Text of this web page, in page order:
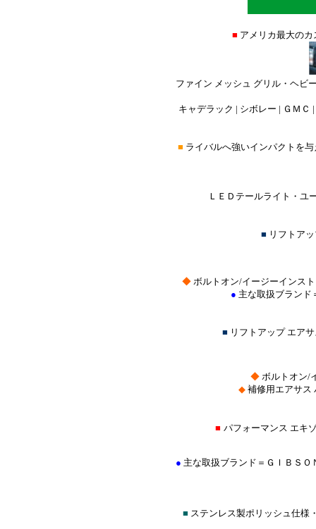
■ アメリカ最大の
ファイン メッシュ グリル・ヘビ
キャデラック | シボレー | ＧＭＣ
■ ライバルへ強いインパクトを
ＬＥＤテールライト・ユ
■ リフトア
◆ ボルトオン/イージーインス
● 主な取扱ブランド
■ リフトアップ エア
◆ ボルトオン/
◆補修用エアサス
■ パフォーマンス エキ
● 主な取扱ブランド＝ＧＩＢＳ
■ ステンレス製ポリッシュ仕